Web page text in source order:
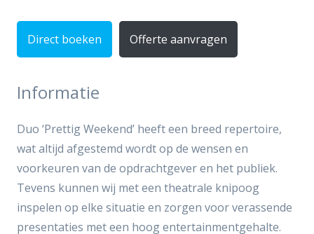
Direct boeken Offerte aanvragen
Informatie
Duo ‘Prettig Weekend’ heeft een breed repertoire,
wat altijd afgestemd wordt op de wensen en
voorkeuren van de opdrachtgever en het publiek.
Tevens kunnen wij met een theatrale knipoog
inspelen op elke situatie en zorgen voor verassende
presentaties met een hoog entertainmentgehalte.